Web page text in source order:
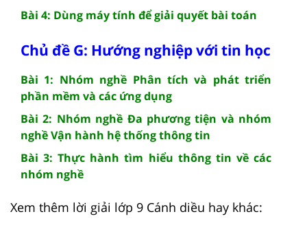
Bài 4: Dùng máy tính để giải quyết bài toán
Chủ đề G: Hướng nghiệp với tin học
Bài 1: Nhóm nghề Phân tích và phát triển
phần mềm và các ứng dụng
Bài 2: Nhóm nghề Đa phương tiện và nhóm
nghề Vận hành hệ thống thông tin
Bài 3: Thực hành tìm hiểu thông tin về các
nhóm nghề
Xem thêm lời giải lớp 9 Cánh diều hay khác: